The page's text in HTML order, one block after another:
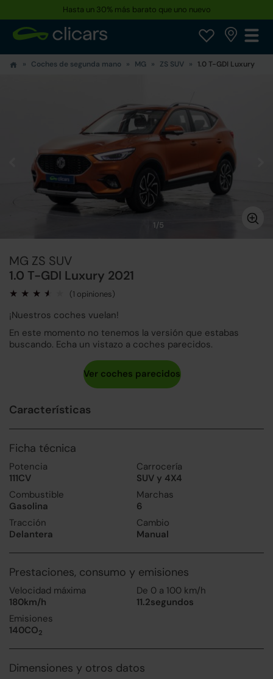
Hasta un 30% más barato que uno nuevo
Coches de segunda mano MG ZS SUV 1.0 T-GDI Luxury
1/5
MG ZS SUV
1.0 T-GDI Luxury 2021
(1 opiniones)
¡Nuestros coches vuelan!
En este momento no tenemos la versión que estabas
buscando. Echa un vistazo a coches parecidos.
Características
Ficha técnica
Potencia
111CV
Carrocería
SUV y 4X4
Combustible
Gasolina
Marchas
6
Tracción
Delantera
Cambio
Manual
Prestaciones, consumo y emisiones
Velocidad máxima
180km/h
De 0 a 100 km/h
11.2segundos
Emisiones
140CO2
Dimensiones y otros datos